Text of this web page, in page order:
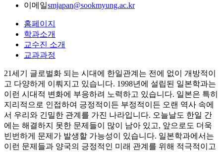
이메일smjapan@sookmyung.ac.kr
홈페이지
학과소개
교수진 소개
교과과정
21세기 글로벌화 되는 시대에 한일관계는 전에 없이 개방적이
고 다양하게 이뤄지고 있습니다. 1998년에 설립된 일본학과는
이런 시대적 변화에 부응하려 노력하고 있습니다. 일본은 특히
지리적으로 인접하여 긍정적이든 부정적이든 오랜 역사 속에
서 우리와 긴밀한 관계를 가진 나라입니다. 오늘날도 한일 간
에는 해결하지 못한 문제들이 많이 남아 있고, 앞으로도 더욱
빈번하게 문제가 발생할 가능성이 있습니다. 일본학과에서는
이런 문제들과 양국의 긍정적인 미래 관계를 위해 적극적이고